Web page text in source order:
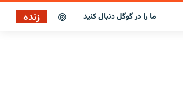
ما را در گوگل دنبال کنید زنده